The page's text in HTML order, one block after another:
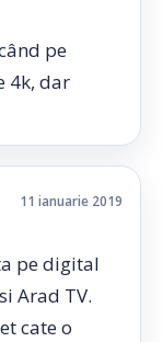
pe
4k, dar
11 ianuarie 2019
pe digital
Arad TV.
cate o